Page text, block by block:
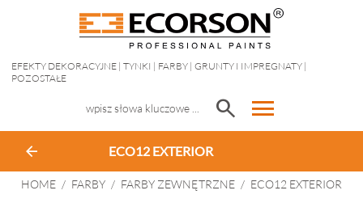
EFEKTY DEKORACYJNE | TYNKI | FARBY | GRUNTY I IMPREGNATY |
POZOSTAŁE
search menu
arrow_back ECO12 EXTERIOR
HOME / FARBY / FARBY ZEWNĘTRZNE / ECO12 EXTERIOR